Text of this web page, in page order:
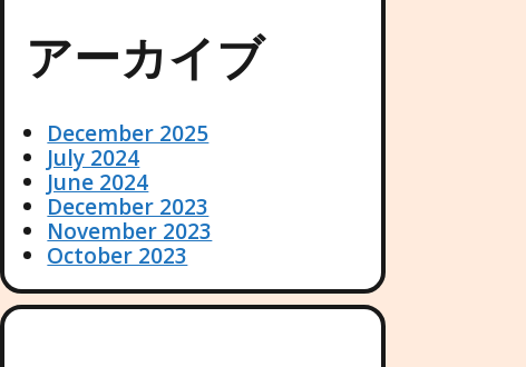
アーカイブ
December 2025
July 2024
June 2024
December 2023
November 2023
October 2023